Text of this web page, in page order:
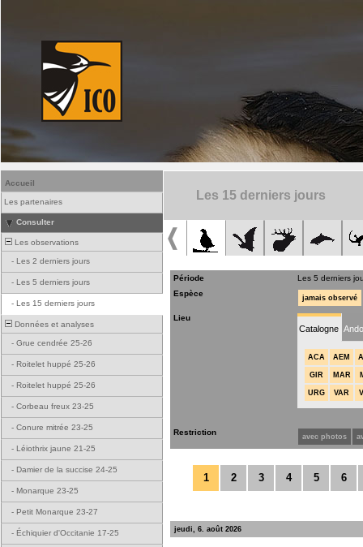
Accueil
Les partenaires
Consulter
Les observations
- Les 2 derniers jours
- Les 5 derniers jours
- Les 15 derniers jours
Données et analyses
- Grue cendrée 25-26
- Roitelet huppé 25-26
- Roitelet huppé 25-26
- Corbeau freux 23-25
- Conure mitrée 23-25
- Léiothrix jaune 21-25
- Damier de la succise 24-25
- Monarque 23-25
- Petit Monarque 23-27
- Échiquier d'Occitanie 17-25
Les 15 derniers jours
Période
Les 5 derniers
Espèce
jamais observé
Lieu
Catalogne
ACA AEM
GIR MAR
URG VAR
Restriction avec photos
1 2 3 4 5 6
jeudi, 6. août 2026